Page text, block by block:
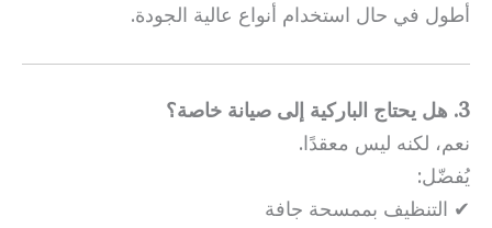
أطول في حال استخدام أنواع عالية الجودة.
3. هل يحتاج الباركية إلى صيانة خاصة؟
نعم، لكنه ليس معقدًا.
يُفضّل:
✔ التنظيف بممسحة جافة